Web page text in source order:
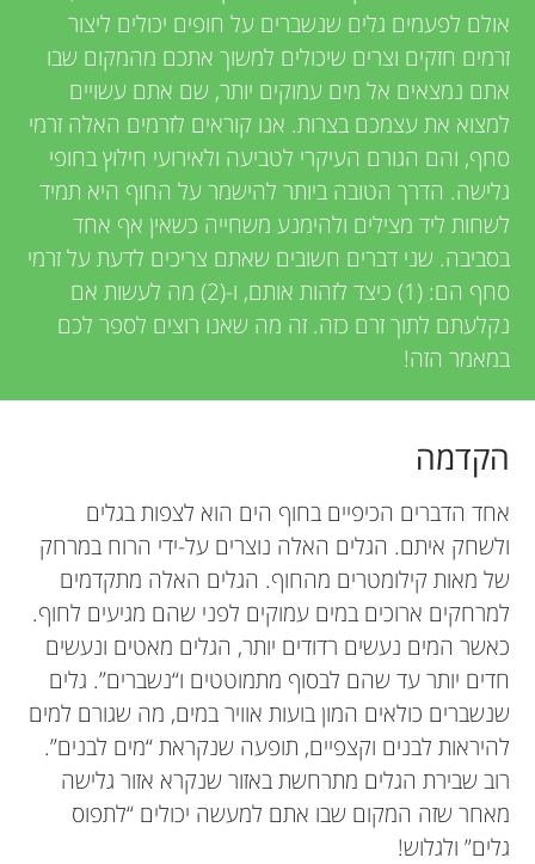
n
g
M
i
n
d
s
i
e
w
e
r
s
אולם לפעמים גלים שנשברים על חופים יכולים ליצור
זרמים חזקים וצרים שיכולים למשוך אתכם מהמקום שבו
אתם נמצאים אל מים עמוקים יותר, שם אתם עשויים
למצוא את עצמכם בצרות. אנו קוראים לזרמים האלה זרמי
סחף, והם הגורם העיקרי לטביעה ולאירועי חילוץ בחופי
גלישה. הדרך הטובה ביותר להישמר על החוף היא תמיד
לשחות ליד מצילים ולהימנע משחייה כשאין אף אחד
בסביבה. שני דברים חשובים שאתם צריכים לדעת על זרמי
סחף הם: (1) כיצד לזהות אותם, ו-(2) מה לעשות אם
נקלעתם לתוך זרם כזה. זה מה שאנו רוצים לספר לכם
במאמר הזה!
הקדמה
אחד הדברים הכיפיים בחוף הים הוא לצפות בגלים
ולשחק איתם. הגלים האלה נוצרים על-ידי הרוח במרחק
של מאות קילומטרים מהחוף. הגלים האלה מתקדמים
למרחקים ארוכים במים עמוקים לפני שהם מגיעים לחוף.
כאשר המים נעשים רדודים יותר, הגלים מאטים ונעשים
חדים יותר עד שהם לבסוף מתמוטטים ו“נשברים”. גלים
שנשברים כולאים המון בועות אוויר במים, מה שגורם למים
להיראות לבנים וקצפיים, תופעה שנקראת “מים לבנים”.
רוב שבירת הגלים מתרחשת באזור שנקרא אזור גלישה
מאחר שזה המקום שבו אתם למעשה יכולים “לתפוס
גלים” ולגלוש!